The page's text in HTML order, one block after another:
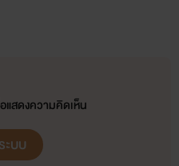
กก็เยอะ ไม่รู้จะเลือกใคร ติชม
ขียนของเค้า
แสดงความคิดเห็น
ะบบ